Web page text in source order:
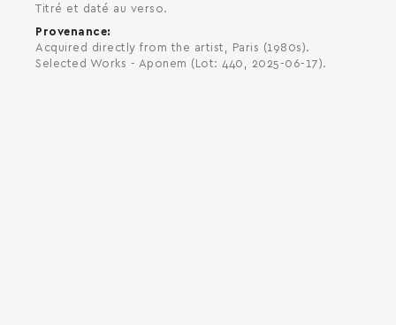
Titré et daté au verso.
Provenance
Acquired directly from the artist, Paris (1980s).
Selected Works - Aponem (Lot: 440, 2025-06-17).